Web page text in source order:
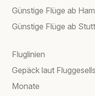
Günstige Flüge ab
Günstige Flüge ab
Fluglinien
Gepäck laut
Monate